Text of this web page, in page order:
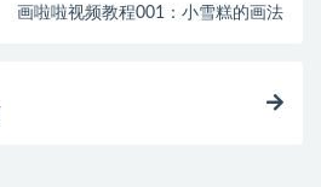
画啦啦视频教程001：小雪糕的画法